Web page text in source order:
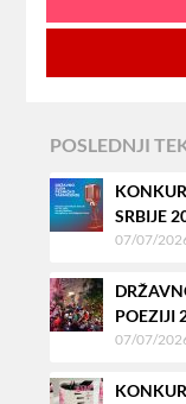
POSLEDNJI
SRBIJE
07/07/
POEZIJI
07/07/